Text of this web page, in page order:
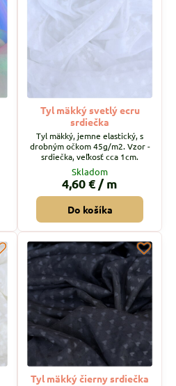
Tyl mäkký svetlý ecru
srdiečka
Tyl mäkký, jemne elastický, s
drobným očkom 45g/m2. Vzor -
srdiečka, veľkosť cca 1cm.
Skladom
4,60 € / m
Do košíka
Tyl mäkký čierny srdiečka